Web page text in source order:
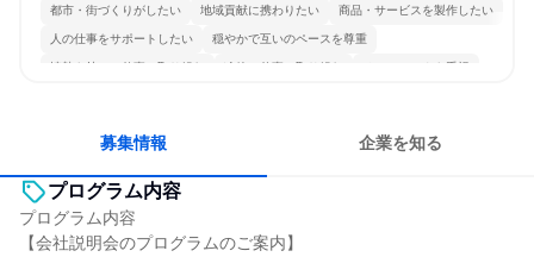
都市・街づくりがしたい 地域貢献に携わりたい 商品・サービスを製作したい
人の仕事をサポートしたい 穏やかで互いのペースを尊重
情熱を持って仕事に取り組む 冷静に仕事に取り組む チームワークを重視
募集情報 企業を知る
プログラム内容
プログラム内容
【会社説明会のプログラムのご案内】